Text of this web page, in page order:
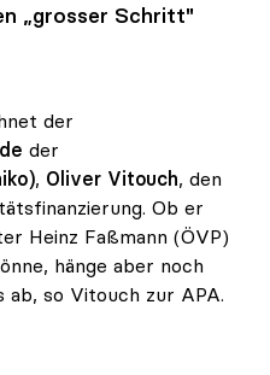
„grosser Schritt"
der
der
, Oliver Vitouch, den
Ob er
Heinz Faßmann (ÖVP)
hänge aber noch
ab, so Vitouch zur APA.
Schritt\"